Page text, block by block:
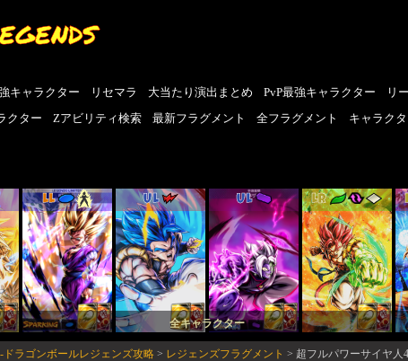
キャラクター リセマラ 大当たり演出まとめ PvP最強キャラクター
リ
クター Zアビリティ検索 最新フラグメント 全フラグメント
キャラク
LL UL UL LR
全キャラクター
ドラゴンボールレジェンズ攻略> レジェンズフラグメント > 超フルパワーサイヤ人